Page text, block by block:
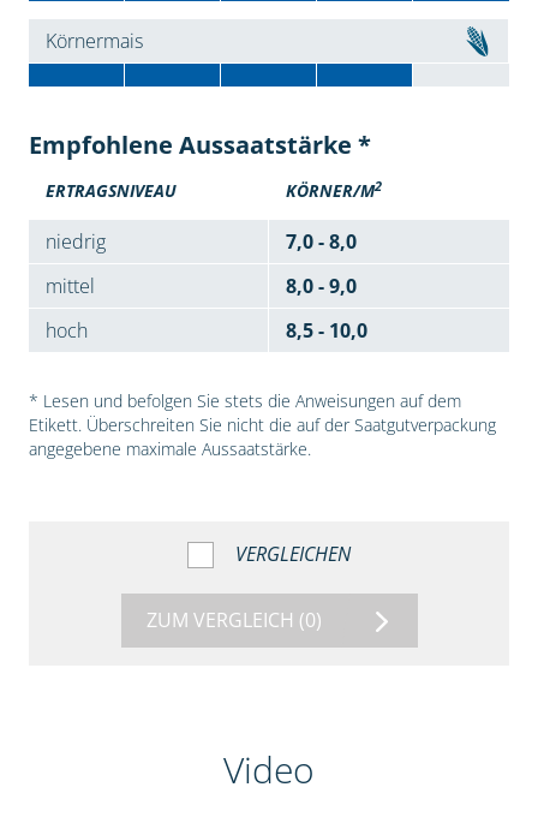
Körnermais
Empfohlene Aussaatstärke *
ERTRAGSNIVEAU KÖRNER/M2
niedrig
7,0 - 8,0
mittel
8,0 - 9,0
hoch
8,5 - 10,0
* Lesen und befolgen Sie stets die Anweisungen auf dem
Etikett. Überschreiten Sie nicht die auf der Saatgutverpackung
angegebene maximale Aussaatstärke.
VERGLEICHEN
ZUM VERGLEICH (0)
Video